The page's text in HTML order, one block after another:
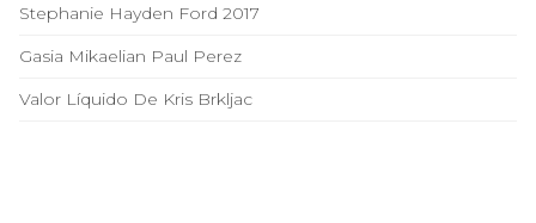
Stephanie Hayden Ford 2017
Gasia Mikaelian Paul Perez
Valor Líquido De Kris Brkljac